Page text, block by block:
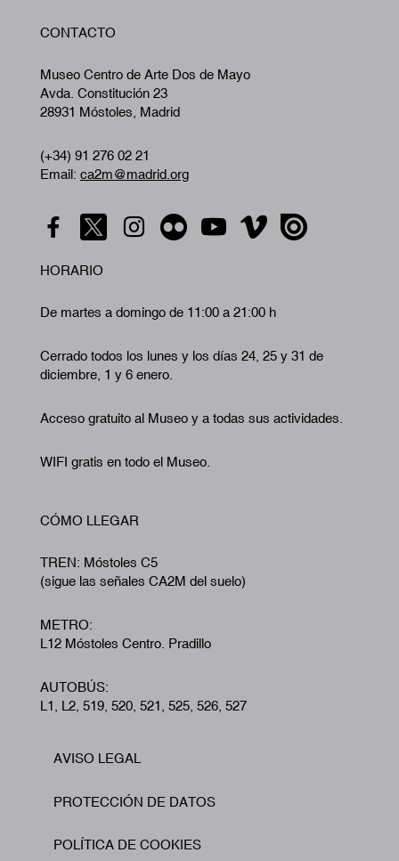
CONTACTO
Museo Centro de Arte Dos de Mayo
Avda. Constitución 23
28931 Móstoles, Madrid
(+34) 91 276 02 21
Email: ca2m@madrid.org
HORARIO
De martes a domingo de 11:00 a 21:00 h
Cerrado todos los lunes y los días 24, 25 y 31 de
diciembre, 1 y 6 enero.
Acceso gratuito al Museo y a todas sus actividades.
WIFI gratis en todo el Museo.
CÓMO LLEGAR
TREN: Móstoles C5
(sigue las señales CA2M del suelo)
METRO:
L12 Móstoles Centro. Pradillo
AUTOBÚS:
L1, L2, 519, 520, 521, 525, 526, 527
Footer
AVISO LEGAL
PROTECCIÓN DE DATOS
POLÍTICA DE COOKIES